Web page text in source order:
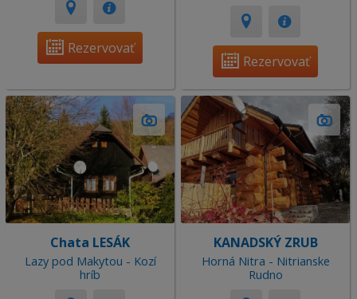
Rezervovať
Rezervovať
Chata LESÁK
Lazy pod Makytou - Kozí
hríb
KANADSKÝ ZRUB
Horná Nitra - Nitrianske
Rudno